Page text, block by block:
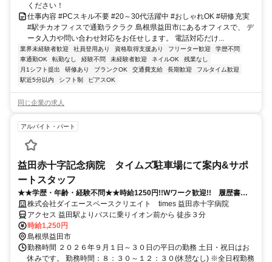
ください！
仕事内容 #PCスキル不要 #20～30代活躍中 #おしゃれOK #研修充実
#駅チカオフィスで通勤ラクラク 島根県益田市にあるオフィスで、 デ
ータ入力や問い合わせ対応をお任せします。 電話対応だけ...
業界未経験者歓迎 社員登用あり 資格取得支援あり フリーター歓迎
学歴不問
車通勤OK
転勤なし 経験不問 未経験者歓迎 ネイルOK
残業なし
月1シフト提出
研修あり ブランクOK 交通費支給 長期歓迎
フルタイム歓迎
駅近5分以内
シフト制 ピアスOK
同じ企業の求人
アルバイト・パート
益田赤十字記念病院 タイムズ駐車場にて案内&サポ
ートスタッフ
★★学歴・年齢・経験不問★★時給1250円!!Wワーク歓迎!! 履歴書不
要！！！朝４時間のみ！！
株式会社ダイエースペースクリエイト times 益田赤十字病院
アクセス 益田駅よりバスに乗りイオン前から 徒歩３分
時給1,250円
島根県益田市
勤務時間 ２０２６年９月１日～３０日の平日の勤務 土日・祝日はお
休みです。 勤務時間：８：３０～１２：３０(休憩なし) ※全日程勤務